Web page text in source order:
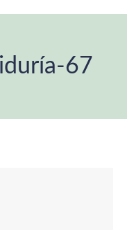
67